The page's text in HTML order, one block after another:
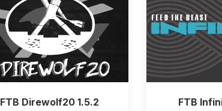
FTB Direwolf20 1.5.2 FTB